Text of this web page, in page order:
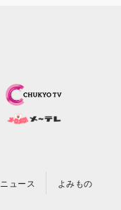
ニュース よみもの